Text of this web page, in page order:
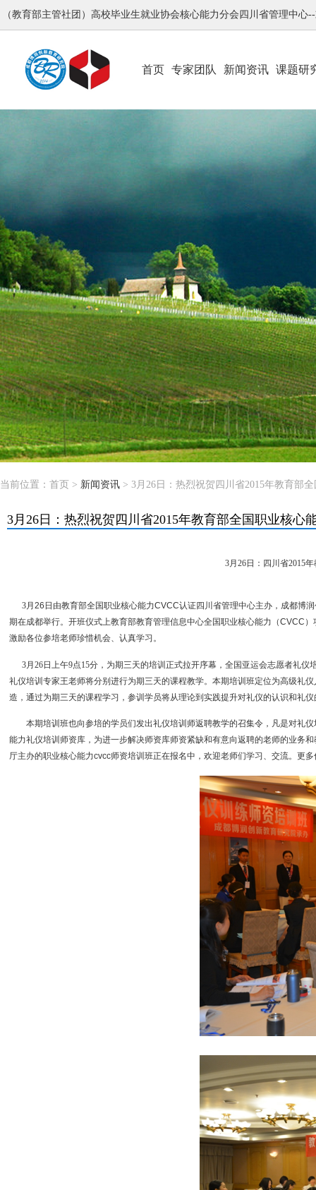
（教育部主管社团）高校毕业生就业协会核心能力分会四川省管理中心
首页 专家团队 新闻资讯 课题研
当前位置： 首页 > 新闻资讯 > 3月26日：热烈祝贺四川省2015年教育部
3月26日：热烈祝贺四川省2015年教育部全国职业核心
3月26日：四川省2015
3月26日由教育部全国职业核心能力CVCC认证四川省管理中心主办，成都博
期在成都举行。开班仪式上教育部教育管理信息中心全国职业核心能力（CVCC
激励各位参培老师珍惜机会、认真学习。
3月26日上午9点15分，为期三天的培训正式拉开序幕，全国亚运会志愿者礼
礼仪培训专家王老师将分别进行为期三天的课程教学。本期培训班定位为高级礼
造，通过为期三天的课程学习，参训学员将从理论到实践提升对礼仪的认识和礼
本期培训班也向参培的学员们发出礼仪培训师返聘教学的召集令，凡是对礼
能力礼仪培训师资库，为进一步解决师资库师资紧缺和有意向返聘的老师的业
厅主办的职业核心能力cvcc师资培训班正在报名中，欢迎老师们学习、交流。更